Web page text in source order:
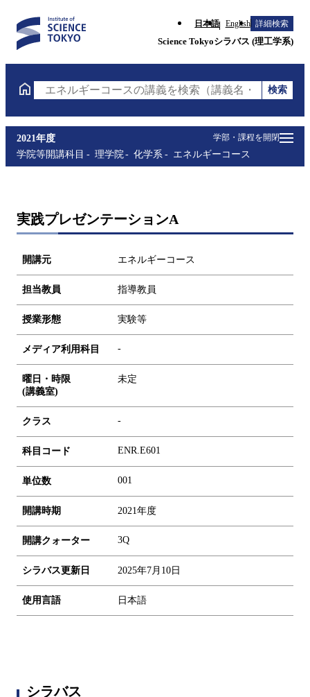
日本語 English 詳細検索
Science Tokyoシラバス (理工学系)
エネルギーコースの講義を検索（講義名・科目コード
検索
学部・課程を開閉
2021年度
学院等開講科目
理学院 化学系 エネルギーコース
実践プレゼンテーションA
開講元 エネルギーコース
担当教員 指導教員
授業形態 実験等
メディア利用科目 -
曜日・時限
(講義室)
未定
クラス -
科目コード ENR.E601
単位数 001
開講時期 2021年度
開講クォーター 3Q
シラバス更新日 2025年7月10日
使用言語 日本語
シラバス